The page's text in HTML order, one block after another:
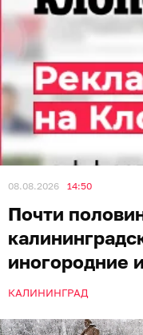
08.08.2026 14:50
Почти
иногородние
КАЛИНИНГРАД